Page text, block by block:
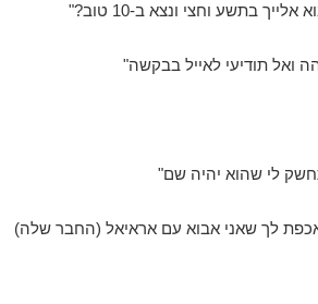
אלייך בתשע וחצי ונצא ב-10 טוב?"
ואל תודיעי לאייל בבקשה"
לי שהוא יהיה שם"
אכפת לך שאני אבוא עם אראיאל (החבר שלה)